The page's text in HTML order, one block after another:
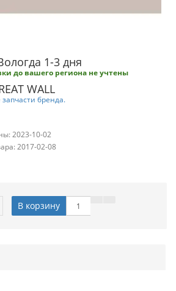
1-3 дня
до вашего региона не учтены
WALL
бренда.
2023-10-02
2017-02-08
В корзину